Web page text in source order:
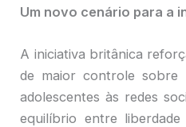
Um novo cenário para a
A iniciativa britânica
de maior controle sobre
adolescentes às redes
equilíbrio entre liberdade